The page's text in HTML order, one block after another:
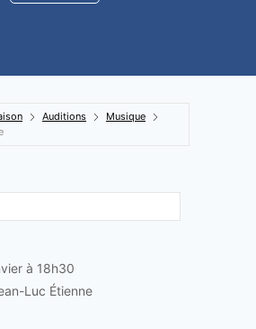
Auditions
Musique
à 18h30
Luc Étienne